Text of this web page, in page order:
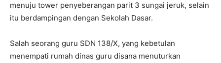
menuju tower penyeberangan parit 3 sungai jeruk, selain
itu berdampingan dengan Sekolah Dasar.
Salah seorang guru SDN 138/X, yang kebetulan
menempati rumah dinas guru disana menuturkan